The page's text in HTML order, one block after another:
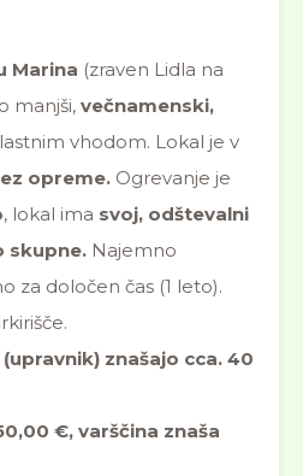
Marina (zraven Lidla na
manjši, večnamenski,
vhodom. Lokal je v
opreme. Ogrevanje je
, lokal ima svoj, odštevalni
skupne. Najemno
za določen čas (1 leto).
znašajo cca. 40
€, varščina znaša